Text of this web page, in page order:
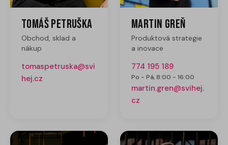
Tomáš Petruška
Obchod, sklad a
nákup
tomaspetruska@svi
hej.cz
Martin Greň
Produktová strategie
a inovace
774 195 189
Po - Pá, 8:00 - 16:00
martin.gren@svihej.
cz